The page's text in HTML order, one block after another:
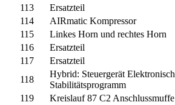
113
Ersatzteil
114
AIRmatic Kompressor
115
Linkes Horn und rechtes Horn
116
Ersatzteil
117
Ersatzteil
118
Hybrid: Steuergerät
Stabilitätsprogramm
119
Kreislauf 87 C2 Anschlussmuffe